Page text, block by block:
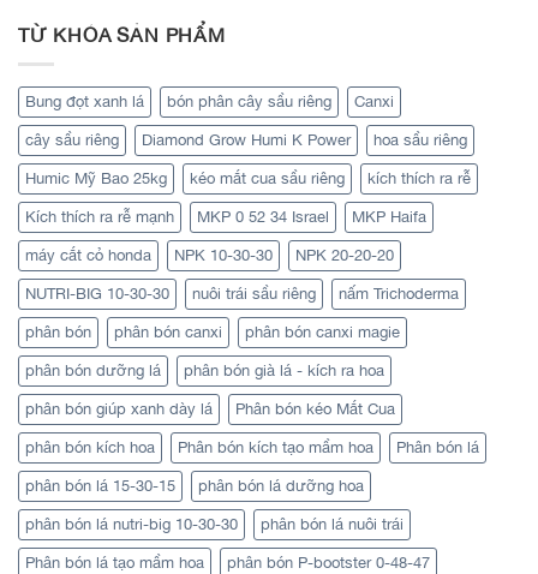
TỪ KHÓA SẢN PHẨM
Bung đọt xanh lá bón phân cây sầu riêng Canxi
cây sầu riêng Diamond Grow Humi K Power hoa sầu riêng
Humic Mỹ Bao 25kg kéo mắt cua sầu riêng kích thích ra rễ
Kích thích ra rễ mạnh MKP 0 52 34 Israel MKP Haifa
máy cắt cỏ honda NPK 10-30-30 NPK 20-20-20
NUTRI-BIG 10-30-30 nuôi trái sầu riêng nấm Trichoderma
phân bón phân bón canxi phân bón canxi magie
phân bón dưỡng lá phân bón già lá - kích ra hoa
phân bón giúp xanh dày lá Phân bón kéo Mắt Cua
phân bón kích hoa Phân bón kích tạo mầm hoa Phân bón lá
phân bón lá 15-30-15 phân bón lá dưỡng hoa
phân bón lá nutri-big 10-30-30 phân bón lá nuôi trái
Phân bón lá tạo mầm hoa phân bón P-bootster 0-48-47